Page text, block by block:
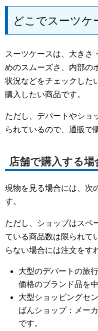
どこでスーツケ
スーツケースは、大きさ
めのスムーズさ、内部の
状況などをチェックした
購入したい商品です。
ただし、デパートやショ
られているので、通販で
店舗で購入する場
現物を見る場合には、次
す。
ただし、ショップはスペ
ている商品数は限られて
らない場合には注文をす
大型のデパートの旅
価格のブランド品を
大型ショッピングセ
ばんショップ：メー
です。